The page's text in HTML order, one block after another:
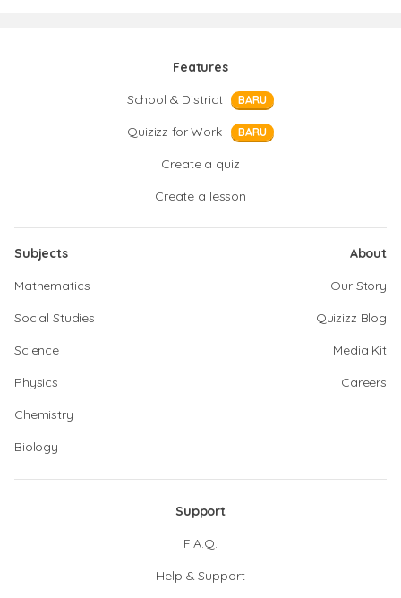
Features
School & District
BARU
Quizizz for Work BARU
Create a quiz
Create a lesson
Subjects
Mathematics
Social Studies
Science
Physics
Chemistry
Biology
About
Our Story
Quizizz Blog
Media Kit
Careers
Support
F.A.Q.
Help & Support